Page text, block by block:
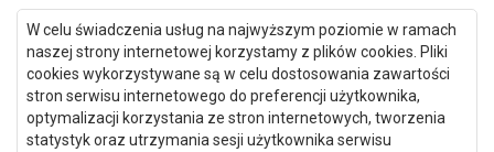
W celu świadczenia usług na najwyższym poziomie w ramach
naszej strony internetowej korzystamy z plików cookies. Pliki
cookies wykorzystywane są w celu dostosowania zawartości
stron serwisu internetowego do preferencji użytkownika,
optymalizacji korzystania ze stron internetowych, tworzenia
statystyk oraz utrzymania sesji użytkownika serwisu
Dywany Gdańsk
Dywany Toruń
Dywany Bydgoszcz